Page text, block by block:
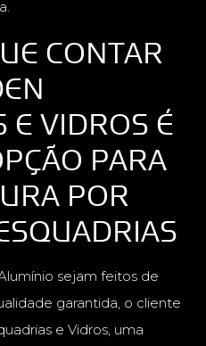
CONTAR
E VIDROS É
PARA
POR
sejam feitos de
garantida, o cliente
e Vidros, uma